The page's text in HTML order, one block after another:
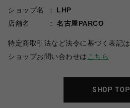
ショップ名
LHP
店舗名
名古屋PARCO
特定商取引法など法令に基づく表記は
ショップお問い合わせは こちら
SHOP TOP